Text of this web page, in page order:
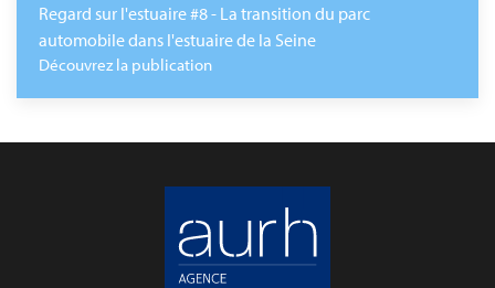
Regard sur l'estuaire #8 - La transition du parc
automobile dans l'estuaire de la Seine
Découvrez la publication